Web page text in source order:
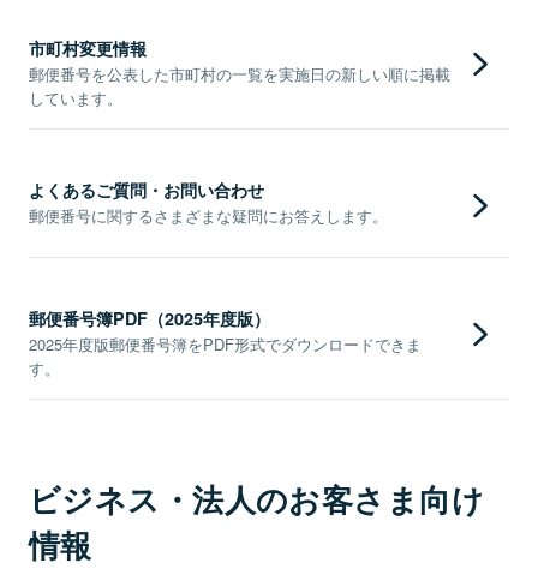
市町村変更情報
郵便番号を公表した市町村の一覧を実施日の新しい順に掲載
しています。
よくあるご質問・お問い合わせ
郵便番号に関するさまざまな疑問にお答えします。
郵便番号簿PDF（2025年度版）
2025年度版郵便番号簿をPDF形式でダウンロードできま
す。
ビジネス・法人のお客さま向け
情報